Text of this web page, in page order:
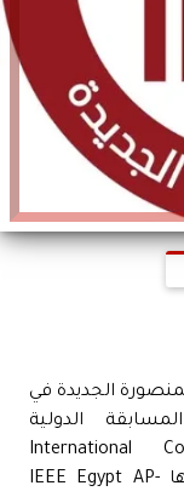
الجديدة في
الدولية
International
Technologies (IC-SIT 2026)، التي ينظمها IEEE Egypt AP-